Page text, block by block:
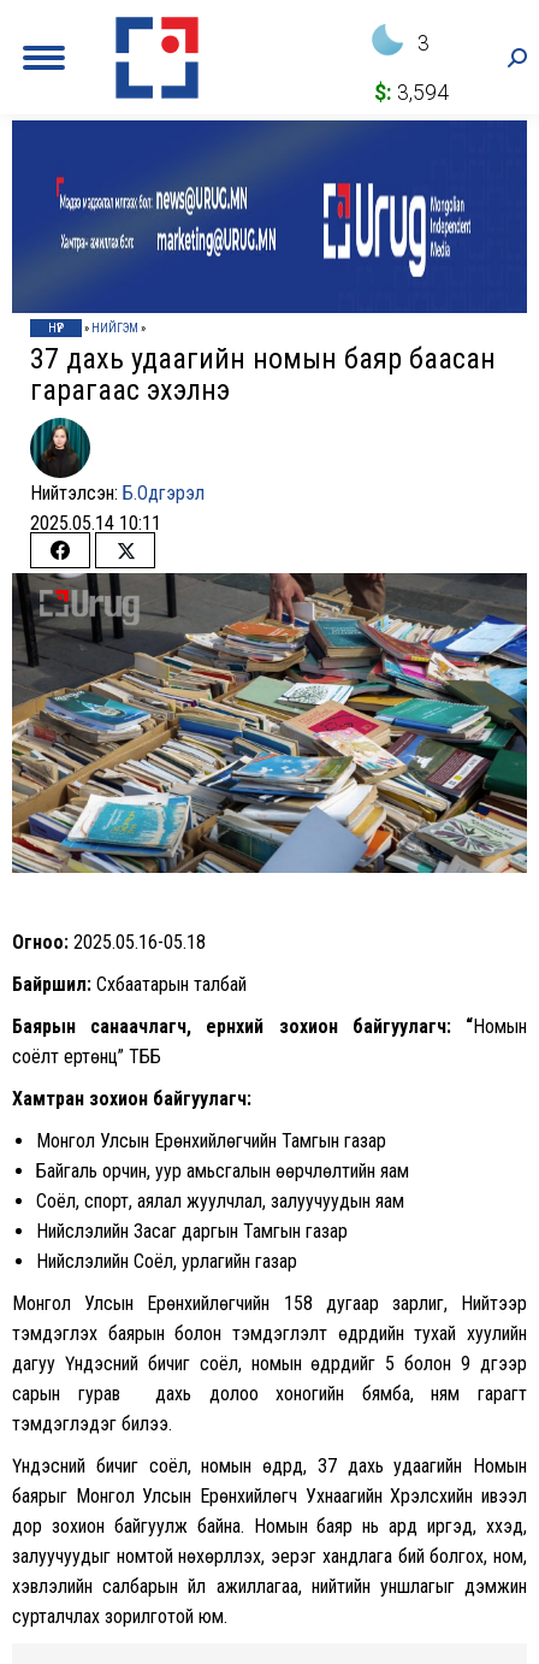
3
$: 3,594
НҮҮР » НИЙГЭМ »
37 дахь удаагийн номын баяр баасан
гарагаас эхэлнэ
Нийтэлсэн: Б.Одгэрэл
2025.05.14 10:11
Share
on
Facebook
Share
on
Twitter
Огноо: 2025.05.16-05.18
Байршил: Сүхбаатарын талбай
Баярын санаачлагч, ерөнхий зохион байгуулагч: “Номын
соёлт ертөнц” ТББ
Хамтран зохион байгуулагч:
Монгол Улсын Ерөнхийлөгчийн Тамгын газар
Байгаль орчин, уур амьсгалын өөрчлөлтийн яам
Соёл, спорт, аялал жуулчлал, залуучуудын яам
Нийслэлийн Засаг даргын Тамгын газар
Нийслэлийн Соёл, урлагийн газар
Монгол Улсын Ерөнхийлөгчийн 158 дугаар зарлиг, Нийтээр
тэмдэглэх баярын болон тэмдэглэлт өдрүүдийн тухай хуулийн
дагуу Үндэсний бичиг соёл, номын өдрүүдийг 5 болон 9 дүгээр
сарын гурав дахь долоо хоногийн бямба, ням гарагт
тэмдэглэдэг билээ.
Үндэсний бичиг соёл, номын өдрүүд, 37 дахь удаагийн Номын
баярыг Монгол Улсын Ерөнхийлөгч Ухнаагийн Хүрэлсүхийн ивээл
дор зохион байгуулж байна. Номын баяр нь ард иргэд, хүүхэд,
залуучуудыг номтой нөхөрлүүлэх, эерэг хандлага бий болгох, ном,
хэвлэлийн салбарын үйл ажиллагаа, нийтийн уншлагыг дэмжин
сурталчлах зорилготой юм.